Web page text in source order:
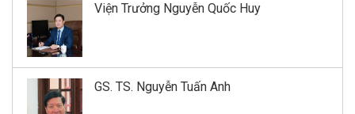
Viện Trưởng Nguyễn Quốc Huy
GS. TS. Nguyễn Tuấn Anh